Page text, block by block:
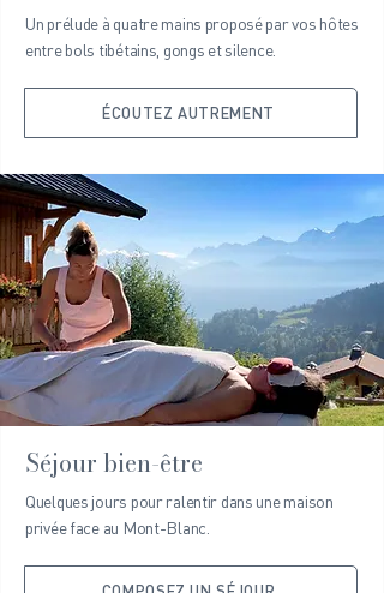
Un prélude à quatre mains proposé par vos hôtes
entre bols tibétains, gongs et silence.
ÉCOUTEZ AUTREMENT
Séjour bien-être
Quelques jours pour ralentir dans une maison
privée face au Mont-Blanc.